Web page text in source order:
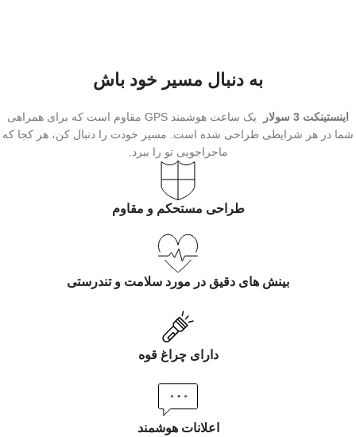
به دنبال مسیر خود باش
اینستینکت 3 سولار
یک ساعت هوشمند GPS مقاوم است که برای همراهی
شما در هر شرایطی طراحی شده است. مسیر خودت را دنبال کن، هر کجا که
ماجراجویی تو را ببرد.
طراحی مستحکم و مقاوم
بینش‌ های دقیق در مورد سلامت و تندرستی
دارای چراغ قوه
اعلانات هوشمند